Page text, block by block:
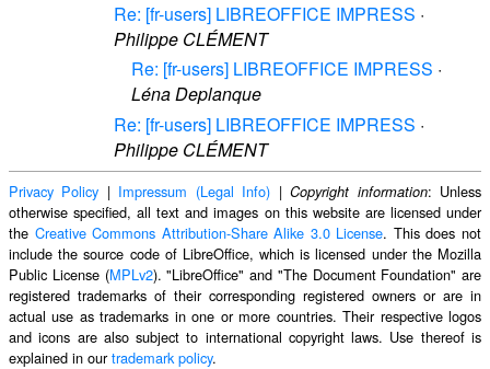
Re: [fr-users] LIBREOFFICE IMPRESS ·
Philippe CLÉMENT
Re: [fr-users] LIBREOFFICE IMPRESS ·
Léna Deplanque
Re: [fr-users] LIBREOFFICE IMPRESS ·
Philippe CLÉMENT
Privacy Policy | Impressum (Legal Info) |Copyright information: Unless
otherwise specified, all text and images on this website are licensed under
the Creative Commons Attribution-Share Alike 3.0 License. This does not
include the source code of LibreOffice, which is licensed under the Mozilla
Public License (MPLv2). "LibreOffice" and "The Document Foundation" are
registered trademarks of their corresponding registered owners or are in
actual use as trademarks in one or more countries. Their respective logos
and icons are also subject to international copyright laws. Use thereof is
explained in ourtrademark policy.